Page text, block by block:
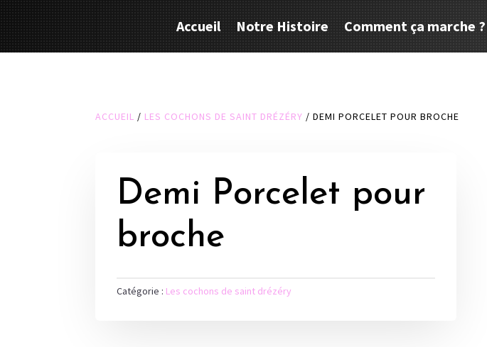
Accueil Notre Histoire Comment ça marche ?
ACCUEIL / LES COCHONS DE SAINT DRÉZÉRY / DEMI PORCELET POUR BROCHE
Demi Porcelet pour
broche
Catégorie : Les cochons de saint drézéry